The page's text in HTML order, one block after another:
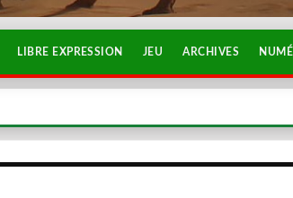
LIBRE EXPRESSION JEU ARCHIVES